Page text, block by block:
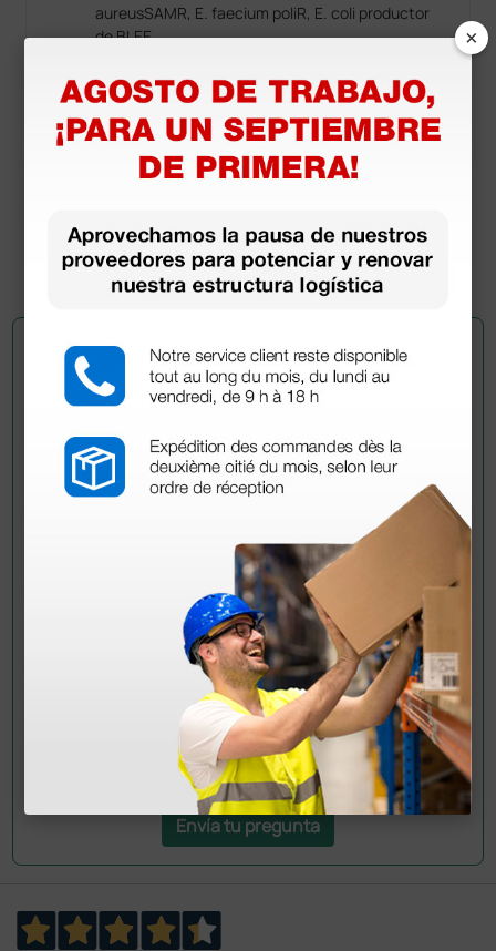
aureusSAMR, E. faecium poliR, E. coli productor
de BLEE.
Mycobacterium avium, Mycobacterium terrae.
Hongos (EN1650, EN14562): Aspergillus niger,
Candida albicans.
Virus (EN14476): VIH, VHB, VHC, Rotavirus,
Coronavirus SARS, Vaccinia, Papovavirus y
¿Todavía tienes alguna duda? ¿Necesitas más
Envía ahora mismo tu pregunta a los colegas que ya
han adquirido este producto.
Envía tu pregunta
×